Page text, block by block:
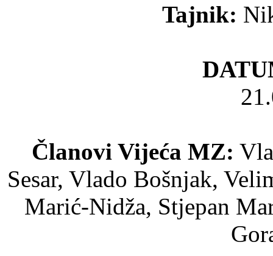
Tajnik:
Članovi Vijeća MZ:
Sesar, Vlado Bošnjak,
Marić-Nidža, Stjepan